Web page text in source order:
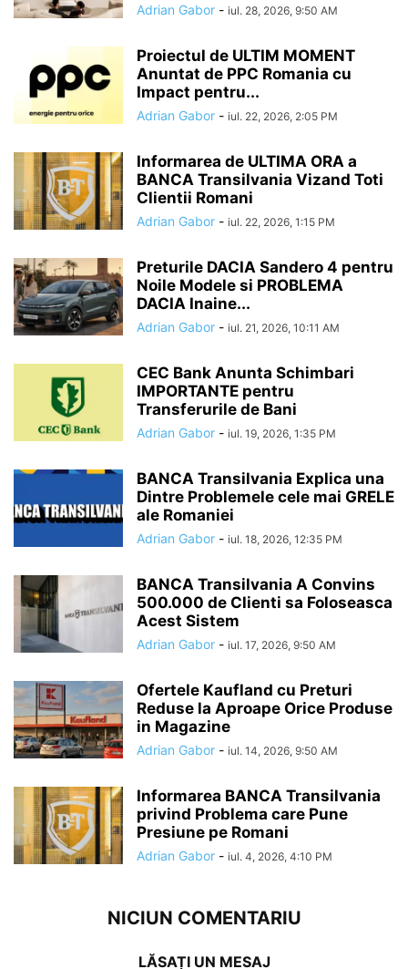
Adrian Gabor - iul. 28, 2026, 9:50 AM
Proiectul de ULTIM MOMENT
Anuntat de PPC Romania cu
Impact pentru...
Adrian Gabor - iul. 22, 2026, 2:05 PM
Informarea de ULTIMA ORA a
BANCA Transilvania Vizand Toti
Clientii Romani
Adrian Gabor - iul. 22, 2026, 1:15 PM
Preturile DACIA Sandero 4 pentru
Noile Modele si PROBLEMA
DACIA Inaine...
Adrian Gabor - iul. 21, 2026, 10:11 AM
CEC Bank Anunta Schimbari
IMPORTANTE pentru
Transferurile de Bani
Adrian Gabor - iul. 19, 2026, 1:35 PM
BANCA Transilvania Explica una
Dintre Problemele cele mai GRELE
ale Romaniei
Adrian Gabor - iul. 18, 2026, 12:35 PM
BANCA Transilvania A Convins
500.000 de Clienti sa Foloseasca
Acest Sistem
Adrian Gabor - iul. 17, 2026, 9:50 AM
Ofertele Kaufland cu Preturi
Reduse la Aproape Orice Produse
in Magazine
Adrian Gabor - iul. 14, 2026, 9:50 AM
Informarea BANCA Transilvania
privind Problema care Pune
Presiune pe Romani
Adrian Gabor - iul. 4, 2026, 4:10 PM
NICIUN COMENTARIU
LĂSAȚI UN MESAJ